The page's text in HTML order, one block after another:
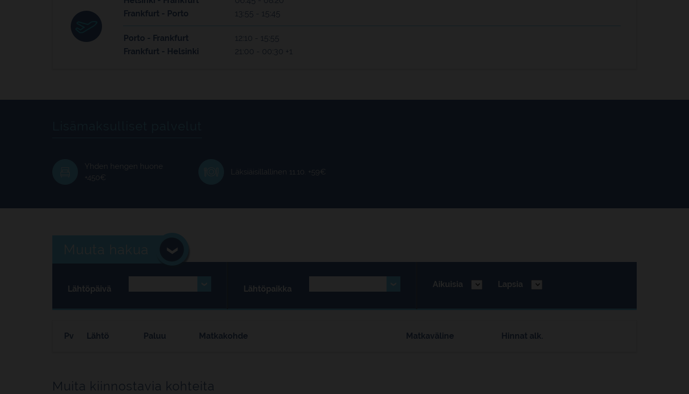
Frankfurt - Porto
13:55 - 15:45
Porto - Frankfurt
12:10 - 15:55
Frankfurt - Helsinki
21:00 - 00:30 +1
Yhden hengen huone
+450€
Läksiäisillallinen 11.10. +59€
Lähtöpäivä Lähtöpaikka Aikuisia Lapsia
Pv Lähtö Paluu Matkakohde Matkaväline Hinnat alk.
Muita kiinnostavia kohteita